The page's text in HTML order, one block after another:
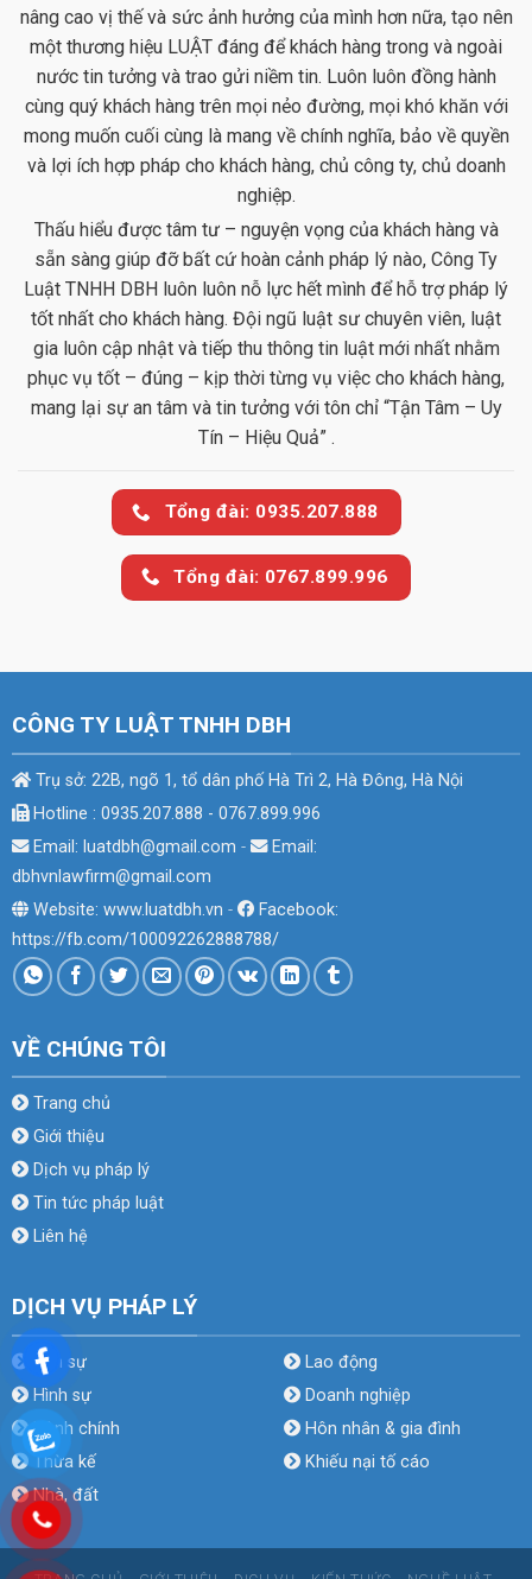
nâng cao vị thế và sức ảnh hưởng của mình hơn nữa, tạo nên
một thương hiệu LUẬT đáng để khách hàng trong và ngoài
nước tin tưởng và trao gửi niềm tin. Luôn luôn đồng hành
cùng quý khách hàng trên mọi nẻo đường, mọi khó khăn với
mong muốn cuối cùng là mang về chính nghĩa, bảo về quyền
và lợi ích hợp pháp cho khách hàng, chủ công ty, chủ doanh
nghiệp.
Thấu hiểu được tâm tư – nguyện vọng của khách hàng và
sẵn sàng giúp đỡ bất cứ hoàn cảnh pháp lý nào, Công Ty
Luật TNHH DBH luôn luôn nỗ lực hết mình để hỗ trợ pháp lý
tốt nhất cho khách hàng. Đội ngũ luật sư chuyên viên, luật
gia luôn cập nhật và tiếp thu thông tin luật mới nhất nhằm
phục vụ tốt – đúng – kịp thời từng vụ việc cho khách hàng,
mang lại sự an tâm và tin tưởng với tôn chỉ “Tận Tâm – Uy
Tín – Hiệu Quả” .
Tổng đài: 0935.207.888
Tổng đài: 0767.899.996
CÔNG TY LUẬT TNHH DBH
Trụ sở: 22B, ngõ 1, tổ dân phố Hà Trì 2, Hà Đông, Hà Nội
Hotline : 0935.207.888 - 0767.899.996
Email: luatdbh@gmail.com -
Email:
dbhvnlawfirm@gmail.com
Website: www.luatdbh.vn -
Facebook:
https://fb.com/100092262888788/
VỀ CHÚNG TÔI
Trang chủ
Giới thiệu
Dịch vụ pháp lý
Tin tức pháp luật
Liên hệ
DỊCH VỤ PHÁP LÝ
Dân sự
Hình sự
Hành chính
Thừa kế
Nhà, đất
Lao động
Doanh nghiệp
Hôn nhân & gia đình
Khiếu nại tố cáo